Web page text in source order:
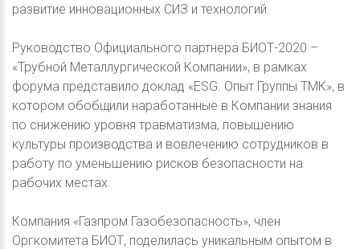
развитие инновационных СИЗ и технологий.
Руководство Официального партнера БИОТ-2020 –
«Трубной Металлургической Компании», в рамках
форума представило доклад «ESG. Опыт Группы ТМК», в
котором обобщили наработанные в Компании знания
по снижению уровня травматизма, повышению
культуры производства и вовлечению сотрудников в
работу по уменьшению рисков безопасности на
рабочих местах.
Компания «Газпром Газобезопасность», член
Оргкомитета БИОТ, поделилась уникальным опытом в